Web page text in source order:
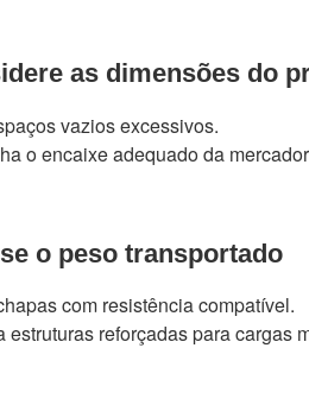
as dimensões do
vazios excessivos.
o encaixe adequado da
o peso transportado
com resistência compatível.
estruturas reforçadas para cargas